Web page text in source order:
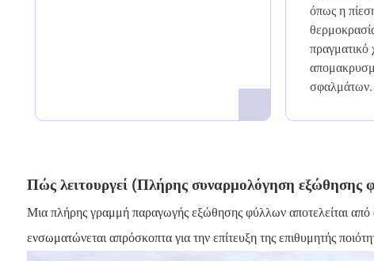
όπως η
πραγματικό
σφαλμάτων.
Πώς λειτουργεί (Πλήρης συναρμολόγηση εξώθησης
Μια πλήρης γραμμή παραγωγής εξώθησης φύλλων αποτελείται από
ενσωματώνεται απρόσκοπτα για την επίτευξη της επιθυμητής